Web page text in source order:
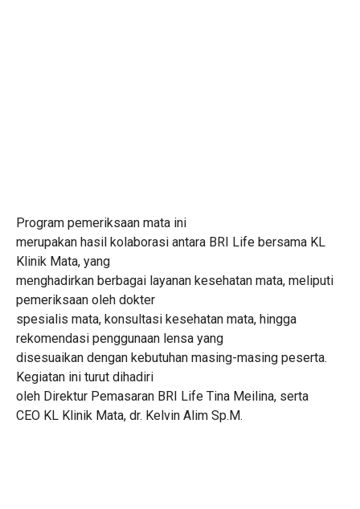
Program pemeriksaan mata ini
merupakan hasil kolaborasi antara BRI Life bersama KL
Klinik Mata, yang
menghadirkan berbagai layanan kesehatan mata, meliputi
pemeriksaan oleh dokter
spesialis mata, konsultasi kesehatan mata, hingga
rekomendasi penggunaan lensa yang
disesuaikan dengan kebutuhan masing-masing peserta.
Kegiatan ini turut dihadiri
oleh Direktur Pemasaran BRI Life Tina Meilina, serta
CEO KL Klinik Mata, dr. Kelvin Alim Sp.M.